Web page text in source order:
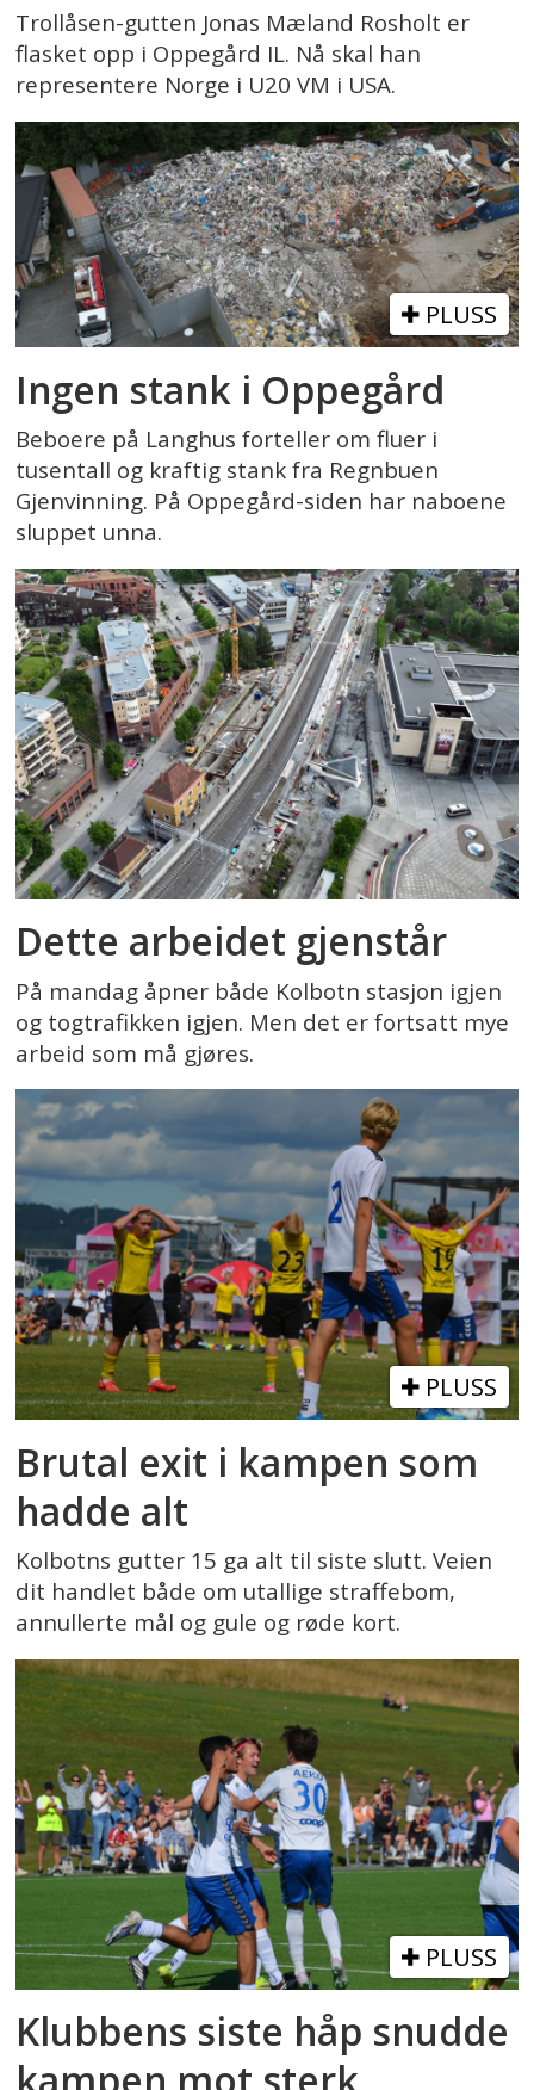
Trollåsen-gutten Jonas Mæland Rosholt er
flasket opp i Oppegård IL. Nå skal han
representere Norge i U20 VM i USA.
PLUSS
Ingen stank i Oppegård
Beboere på Langhus forteller om fluer i
tusentall og kraftig stank fra Regnbuen
Gjenvinning. På Oppegård-siden har naboene
sluppet unna.
Dette arbeidet gjenstår
På mandag åpner både Kolbotn stasjon igjen
og togtrafikken igjen. Men det er fortsatt mye
arbeid som må gjøres.
PLUSS
Brutal exit i kampen som
hadde alt
Kolbotns gutter 15 ga alt til siste slutt. Veien
dit handlet både om utallige straffebom,
annullerte mål og gule og røde kort.
PLUSS
Klubbens siste håp snudde